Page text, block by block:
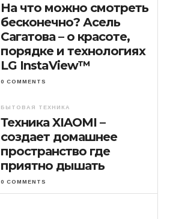
На что можно смотреть
бесконечно? Асель
Сагатова – о красоте,
порядке и технологиях
LG InstaView™
0 COMMENTS
БЫТОВАЯ ТЕХНИКА
Техника XIAOMI –
создает домашнее
пространство где
приятно дышать
0 COMMENTS